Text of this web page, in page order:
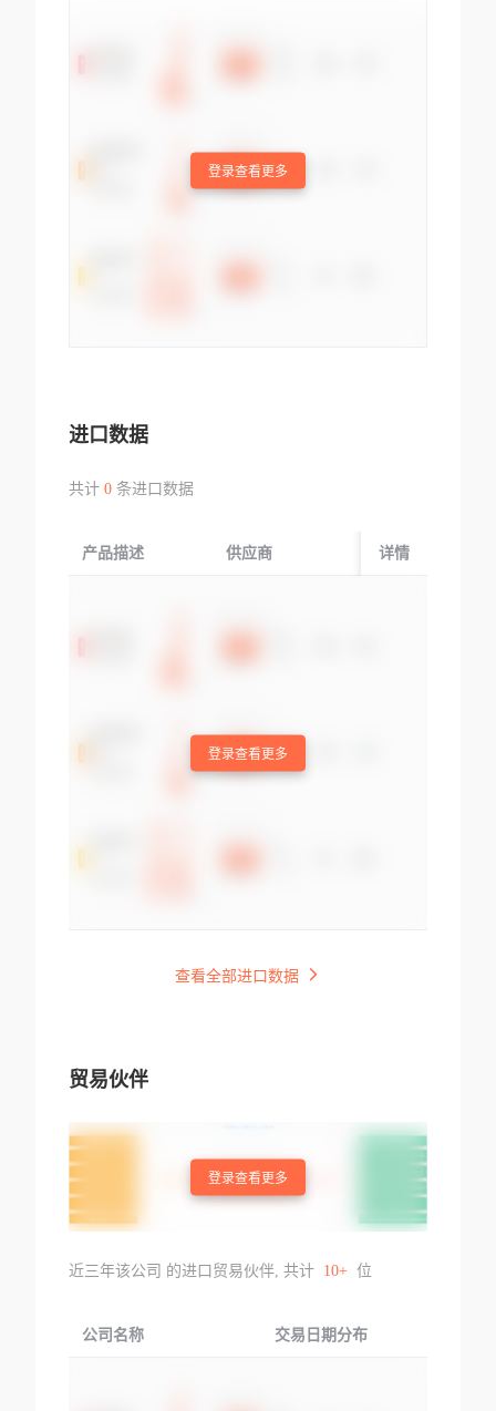
登录查看更多
进口数据
共计 0条进口数据
产品描述 供应商 起运国/地区
详情
登录查看更多
查看全部进口数据
贸易伙伴
登录查看更多
近三年该公司 的进口贸易伙伴, 共计 10+ 位
公司名称 交易日期分布